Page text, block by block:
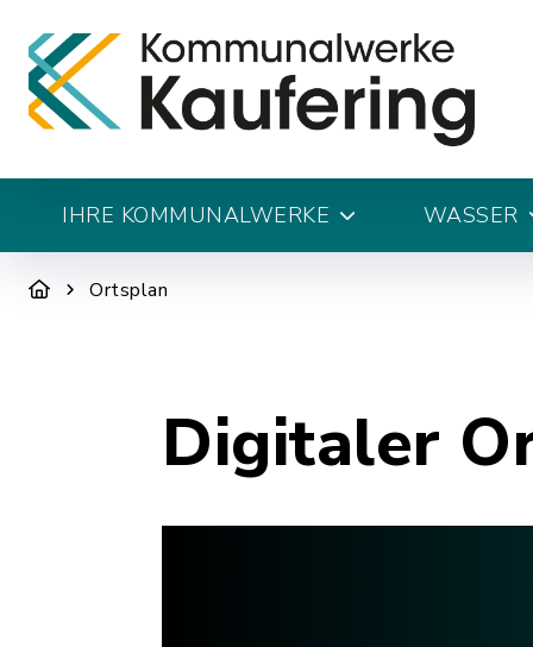
IHRE KOMMUNALWERKE WASSER
Ortsplan
Digitaler